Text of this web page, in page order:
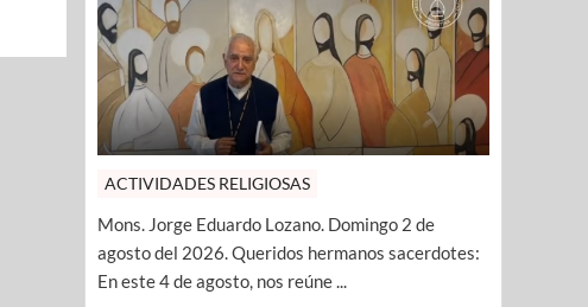
ACTIVIDADES RELIGIOSAS
Mons. Jorge Eduardo Lozano. Domingo 2 de
agosto del 2026. Queridos hermanos sacerdotes:
En este 4 de agosto, nos reúne ...